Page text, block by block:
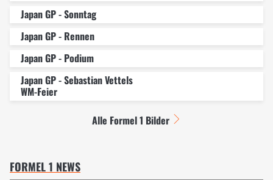
Japan GP - Sonntag
Japan GP - Rennen
Japan GP - Podium
Japan GP - Sebastian Vettels
WM-Feier
Alle Formel 1 Bilder
FORMEL 1 NEWS